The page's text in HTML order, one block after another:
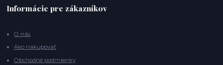
Informácie pre zákazníkov
O nás
Ako nakupovať
Obchodné podmienky